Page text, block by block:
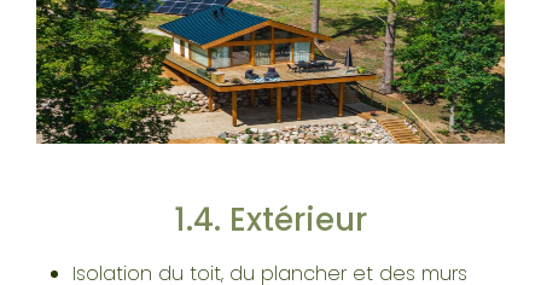
1.4. Extérieur
Isolation du toit, du plancher et des murs